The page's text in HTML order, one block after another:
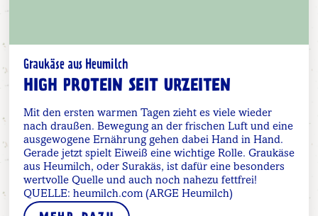
Graukäse aus Heumilch
HIGH PROTEIN SEIT URZEITEN
Mit den ersten warmen Tagen zieht es viele wieder
nach draußen. Bewegung an der frischen Luft und eine
ausgewogene Ernährung gehen dabei Hand in Hand.
Gerade jetzt spielt Eiweiß eine wichtige Rolle. Graukäse
aus Heumilch, oder Surakäs, ist dafür eine besonders
wertvolle Quelle und auch noch nahezu fettfrei!
QUELLE: heumilch.com (ARGE Heumilch)